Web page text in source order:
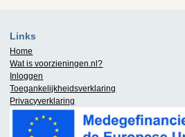
Links
Home
Wat is voorzieningen.nl?
Inloggen
Toegankelijkheidsverklaring
Privacyverklaring